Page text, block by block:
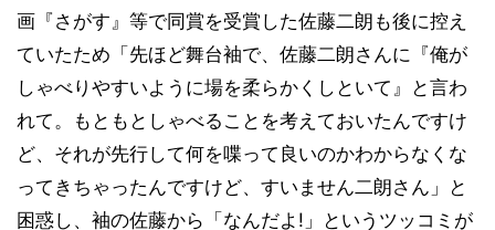
画『さがす』等で同賞を受賞した佐藤二朗も後に控え
ていたため「先ほど舞台袖で、佐藤二朗さんに『俺が
しゃべりやすいように場を柔らかくしといて』と言わ
れて。もともとしゃべることを考えておいたんですけ
ど、それが先行して何を喋って良いのかわからなくな
ってきちゃったんですけど、すいません二朗さん」と
困惑し、袖の佐藤から「なんだよ!」というツッコミが